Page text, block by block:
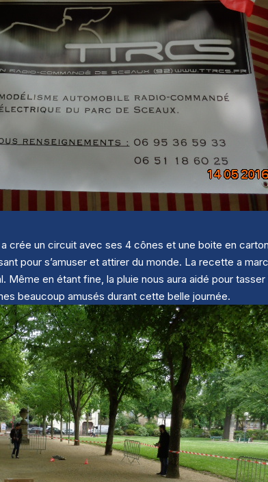
crée un circuit avec ses 4 cônes et une boite en
pour s’amuser et attirer du monde. La recette a
Même en étant fine, la pluie nous aura aidé pour
beaucoup amusés durant cette belle journée.